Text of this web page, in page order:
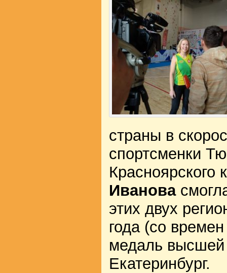
страны в
спортсменки
Красноярского
Иванова
этих двух
года (со
медаль высшей
Екатеринбург.